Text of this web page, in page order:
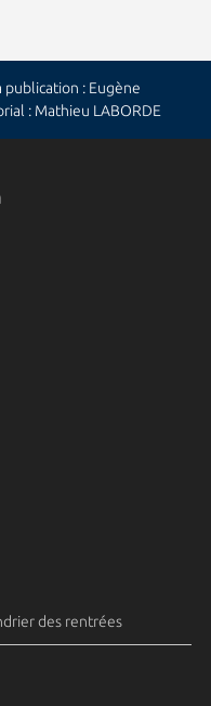
: Eugène
: Mathieu LABORDE
des rentrées